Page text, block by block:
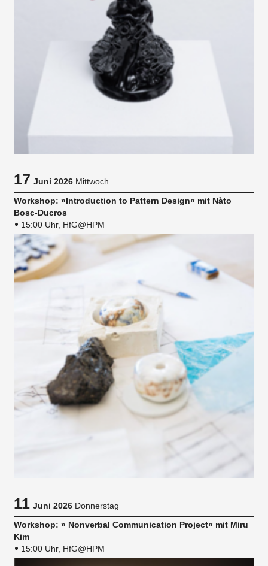
17Juni 2026 Mittwoch
Workshop: »Introduction to Pattern Design« mit Nàto
Bosc-Ducros
15:00 Uhr, HfG@HPM
11Juni 2026 Donnerstag
Workshop: » Nonverbal Communication Project« mit Miru
Kim
15:00 Uhr, HfG@HPM